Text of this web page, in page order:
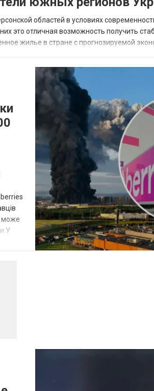
областей в условиях
это отличная возможность получить
жилье в стране с прогнозируемой
може
У